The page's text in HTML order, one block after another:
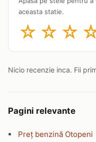
aceasta statie.
☆ ☆ ☆
Nicio recenzie inca. Fii
Pagini relevante
Preț benzină Otopeni